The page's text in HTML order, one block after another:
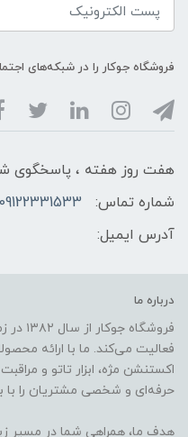
فروشگاه جوکار را در شبکه‌های
هفت روز هفته ، پاسخگوی
شماره تماس:
09122331533
آدرس ایمیل:
درباره ما
فعالیت می‌کند. ما با ارائه
اکستنشن مژه، ابزار تاتو و
حرفه‌ای و شخصی مشتریان را با
هدف ما، همراهی شما در مسیر